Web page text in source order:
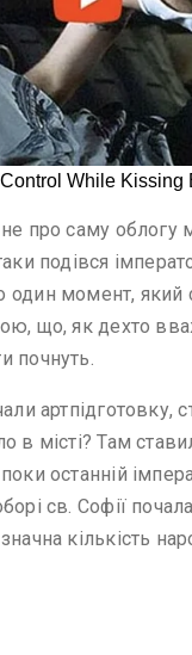
про саму облогу
подівся
один момент, який
що, як дехто
почнуть.
артпідготовку,
в місті? Там
останній
св. Софії
кількість